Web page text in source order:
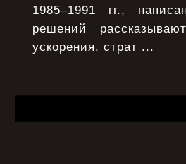
1985–1991 гг.,
решений
ускорения, страт ...